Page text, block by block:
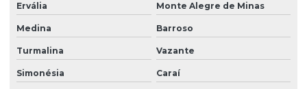
Ervália Monte Alegre de Minas
Medina Barroso
Turmalina Vazante
Simonésia Caraí